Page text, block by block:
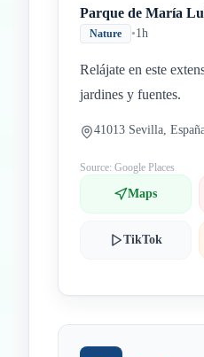
Parque de María
Nature •1h
Relájate en este
jardines y fuentes.
41013 Sevilla,
Source: Google Places
Maps
TikTok